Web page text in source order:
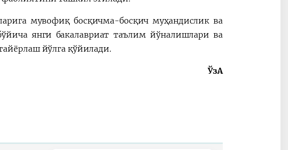
мувофиқ босқичма-босқич муҳандислик ва
янги бакалавриат таълим йўналишлари ва
йўлга қўйилади.
ЎзА